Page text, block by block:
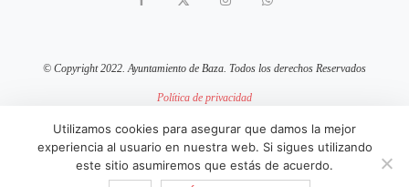
© Copyright 2022. Ayuntamiento de Baza. Todos los derechos Reservados
Política de privacidad
Política de cookies
sitio web mantenido por pixelcero.com
Utilizamos cookies para asegurar que damos la mejor
experiencia al usuario en nuestra web. Si sigues utilizando
este sitio asumiremos que estás de acuerdo.